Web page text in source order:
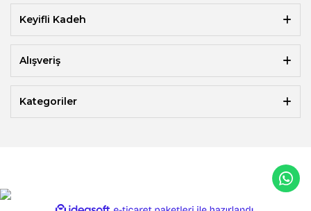
Keyifli Kadeh
Alışveriş
Kategoriler